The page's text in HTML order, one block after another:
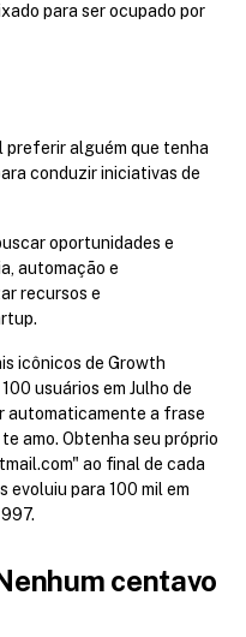
para ser ocupado por
preferir alguém que tenha
oportunidades e
recursos e
icônicos de Growth
usuários em Julho de
automaticamente a frase
amo. Obtenha seu próprio
ao final de cada
evoluiu para 100 mil em
centavo